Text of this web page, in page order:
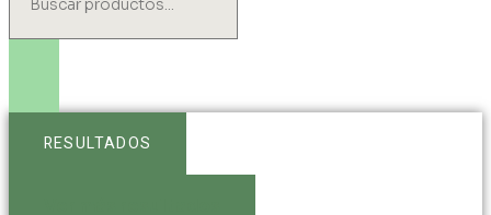
RESULTADOS